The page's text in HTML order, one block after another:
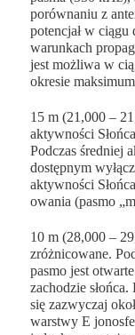
porównaniu z
potencjał w ciągu
warunkach
jest możliwa w
okresie
15 m (21,000 –
aktywności
Podczas średniej
dostępnym
aktywności
owania (pasmo
10 m (28,000 –
zróżnicowane.
pasmo jest
zachodzie słońca.
się zazwyczaj
warstwy E